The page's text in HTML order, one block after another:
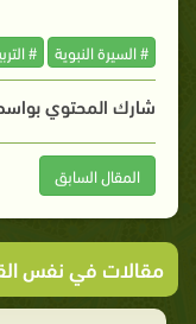
# السيرة النبوية #
شارك المحتوي
المقال السابق
مقالات في نفس